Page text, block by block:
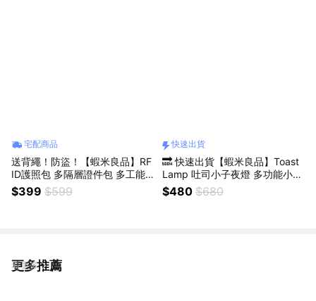
宅配商品
送背繩！防盜！【蝦米良品】RF
ID護照包 多隔層證件包 多工能
出國收納包 可側背卡夾包 卡套
手拿斜背 2in1
$399 $599
快速出貨
🔜 快速出貨【蝦米良品】Toast
Lamp 吐司小子夜燈 多功能小夜
燈 手機支架 聖誕節交換禮物 情
人節禮物 贈品 尾牙 聖誕禮物 禮
$480 $680
更多推薦
看更多